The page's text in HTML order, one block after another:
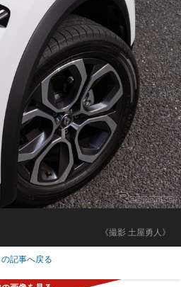
《撮影 土屋勇人》
の記事へ戻る